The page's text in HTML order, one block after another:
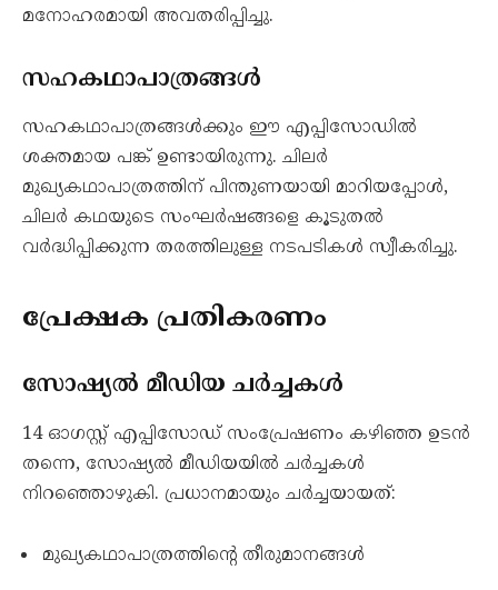
മനോഹരമായി അവതരിപ്പിച്ചു.
സഹകഥാപാത്രങ്ങൾ
സഹകഥാപാത്രങ്ങൾക്കും ഈ എപ്പിസോഡിൽ
ശക്തമായ പങ്ക് ഉണ്ടായിരുന്നു. ചിലർ
മുഖ്യകഥാപാത്രത്തിന് പിന്തുണയായി മാറിയപ്പോൾ,
ചിലർ കഥയുടെ സംഘർഷങ്ങളെ കൂടുതൽ
വർദ്ധിപ്പിക്കുന്ന തരത്തിലുള്ള നടപടികൾ സ്വീകരിച്ചു.
പ്രേക്ഷക പ്രതികരണം
സോഷ്യൽ മീഡിയ ചർച്ചകൾ
14 ഓഗസ്റ്റ് എപ്പിസോഡ് സംപ്രേഷണം കഴിഞ്ഞ ഉടൻ
തന്നെ, സോഷ്യൽ മീഡിയയിൽ ചർച്ചകൾ
നിറഞ്ഞൊഴുകി. പ്രധാനമായും ചർച്ചയായത്:
മുഖ്യകഥാപാത്രത്തിന്റെ തീരുമാനങ്ങൾ